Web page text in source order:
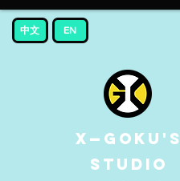
X—GOKU'S
STUDIO
中文 EN